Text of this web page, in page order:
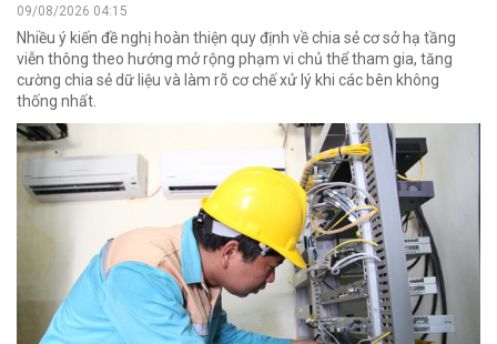
09/08/2026 04:15
Nhiều ý kiến đề nghị hoàn thiện quy định về chia sẻ cơ sở hạ tầng
viễn thông theo hướng mở rộng phạm vi chủ thể tham gia, tăng
cường chia sẻ dữ liệu và làm rõ cơ chế xử lý khi các bên không
thống nhất.